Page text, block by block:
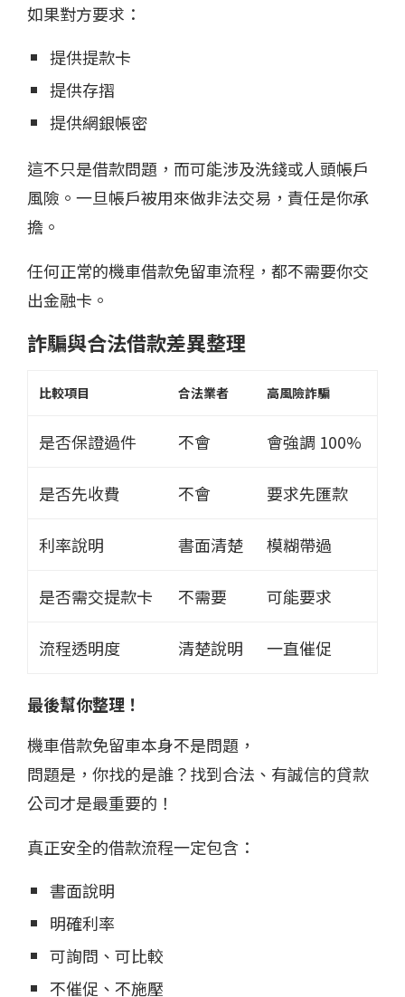
如果對方要求：
提供提款卡
提供存摺
提供網銀帳密
這不只是借款問題，而可能涉及洗錢或人頭帳戶
風險。一旦帳戶被用來做非法交易，責任是你承
擔。
任何正常的機車借款免留車流程，都不需要你交
出金融卡。
詐騙與合法借款差異整理
比較項目 合法業者 高風險詐騙
是否保證過件 不會 會強調 100%
是否先收費 不會 要求先匯款
利率說明 書面清楚 模糊帶過
是否需交提款卡 不需要 可能要求
流程透明度 清楚說明 一直催促
最後幫你整理！
機車借款免留車本身不是問題，
問題是，你找的是誰？找到合法、有誠信的貸款
公司才是最重要的！
真正安全的借款流程一定包含：
書面說明
明確利率
可詢問、可比較
不催促、不施壓